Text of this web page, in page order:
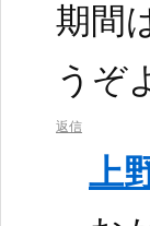
期間
うぞ
返信
上